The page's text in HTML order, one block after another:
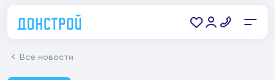
Все новости